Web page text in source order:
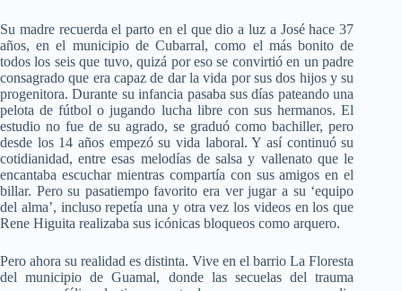
Su madre recuerda el parto en el que dio a luz a José hace 37
años, en el municipio de Cubarral, como el más bonito de
todos los seis que tuvo, quizá por eso se convirtió en un padre
consagrado que era capaz de dar la vida por sus dos hijos y su
progenitora. Durante su infancia pasaba sus días pateando una
pelota de fútbol o jugando lucha libre con sus hermanos. El
estudio no fue de su agrado, se graduó como bachiller, pero
desde los 14 años empezó su vida laboral. Y así continuó su
cotidianidad, entre esas melodías de salsa y vallenato que le
encantaba escuchar mientras compartía con sus amigos en el
billar. Pero su pasatiempo favorito era ver jugar a su ‘equipo
del alma’, incluso repetía una y otra vez los videos en los que
Rene Higuita realizaba sus icónicas bloqueos como arquero.
Pero ahora su realidad es distinta. Vive en el barrio La Floresta
del municipio de Guamal, donde las secuelas del trauma